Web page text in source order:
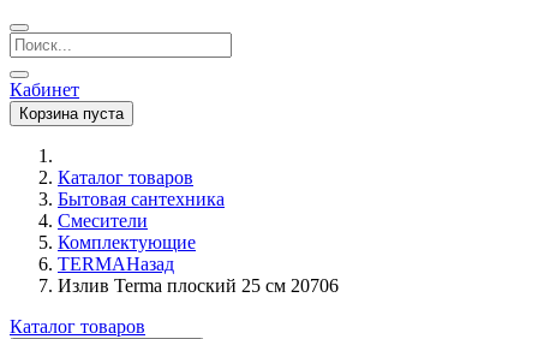
Кабинет
Корзина пуста
Каталог товаров
Бытовая сантехника
Смесители
Комплектующие
TERMAНазад
Излив Terma плоский 25 см 20706
Каталог товаров